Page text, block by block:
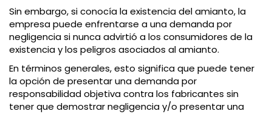
Sin embargo, si conocía la existencia del amianto, la
empresa puede enfrentarse a una demanda por
negligencia si nunca advirtió a los consumidores de la
existencia y los peligros asociados al amianto.
En términos generales, esto significa que puede tener
la opción de presentar una demanda por
responsabilidad objetiva contra los fabricantes sin
tener que demostrar negligencia y/o presentar una